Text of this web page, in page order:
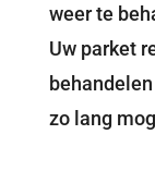
weer te
Uw parket
zo lang